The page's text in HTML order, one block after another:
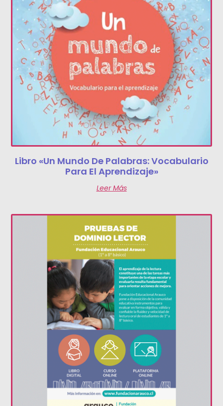
Libro «Un Mundo De Palabras: Vocabulario
Para El Aprendizaje»
Leer Más